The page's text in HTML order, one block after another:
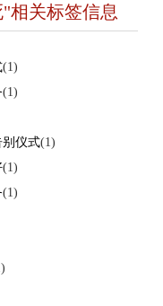
相关标签信息
(1)
(1)
仪式(1)
(1)
(1)